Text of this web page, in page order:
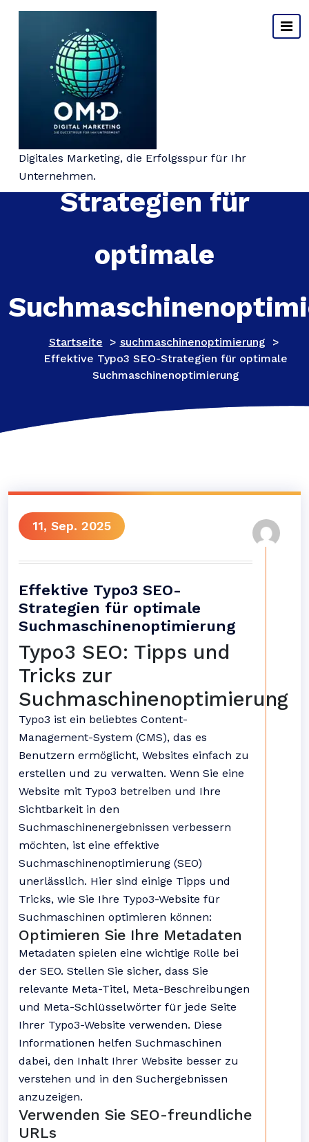
Digitales Marketing, die Erfolgsspur für Ihr
Unternehmen.
Effektive Typo3 SEO-
Strategien für
optimale
Startseite > suchmaschinenoptimierung >
Effektive Typo3 SEO-Strategien für optimale
Suchmaschinenoptimierung
11, Sep. 2025
Effektive Typo3 SEO-
Strategien für optimale
Suchmaschinenoptimierung
Typo3 SEO: Tipps und
Tricks zur
Suchmaschinenoptimierung
Typo3 ist ein beliebtes Content-
Management-System (CMS), das es
Benutzern ermöglicht, Websites einfach zu
erstellen und zu verwalten. Wenn Sie eine
Website mit Typo3 betreiben und Ihre
Sichtbarkeit in den
Suchmaschinenergebnissen verbessern
möchten, ist eine effektive
Suchmaschinenoptimierung (SEO)
unerlässlich. Hier sind einige Tipps und
Tricks, wie Sie Ihre Typo3-Website für
Suchmaschinen optimieren können:
Optimieren Sie Ihre Metadaten
Metadaten spielen eine wichtige Rolle bei
der SEO. Stellen Sie sicher, dass Sie
relevante Meta-Titel, Meta-Beschreibungen
und Meta-Schlüsselwörter für jede Seite
Ihrer Typo3-Website verwenden. Diese
Informationen helfen Suchmaschinen
dabei, den Inhalt Ihrer Website besser zu
verstehen und in den Suchergebnissen
anzuzeigen.
Verwenden Sie SEO-freundliche
URLs